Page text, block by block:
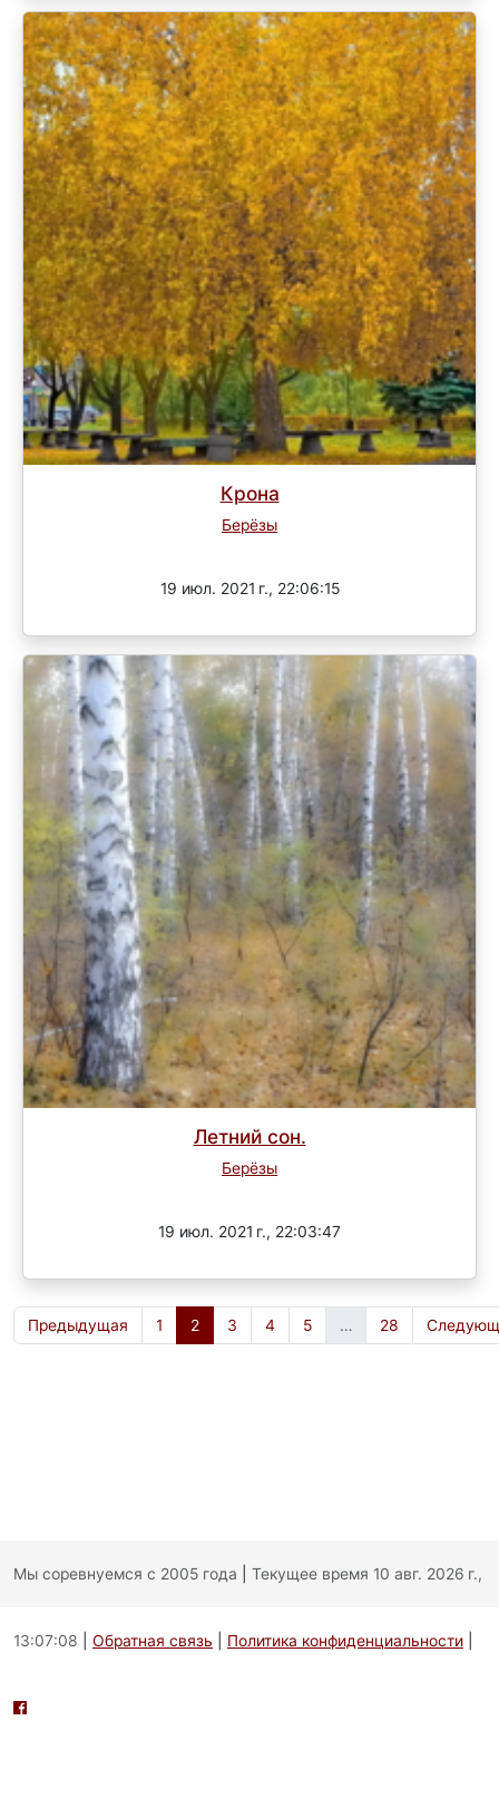
Крона
Берёзы
19 июл. 2021 г., 22:06:15
Летний сон.
Берёзы
19 июл. 2021 г., 22:03:47
Предыдущая 1 2 3 4 5 … 28
Мы соревнуемся с 2005 года Текущее время 10 авг. 2026 г.,
13:07:08 Обратная связь Политика конфиденциальности